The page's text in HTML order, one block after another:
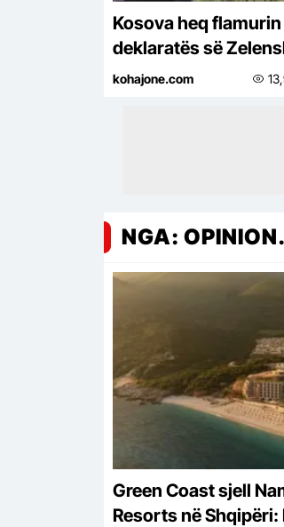
Kosova heq
deklaratës së
Shqipëria
kohajone.com
NGA:
Green Coast sjell
Resorts në